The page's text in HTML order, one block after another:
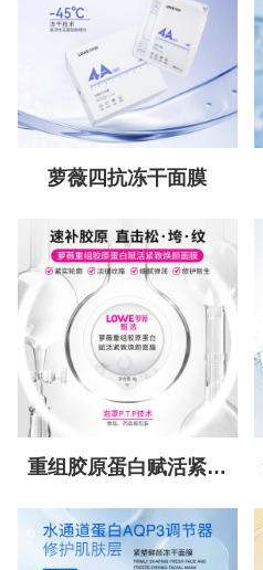
萝薇四抗冻干面膜
重组胶原蛋白赋活紧致